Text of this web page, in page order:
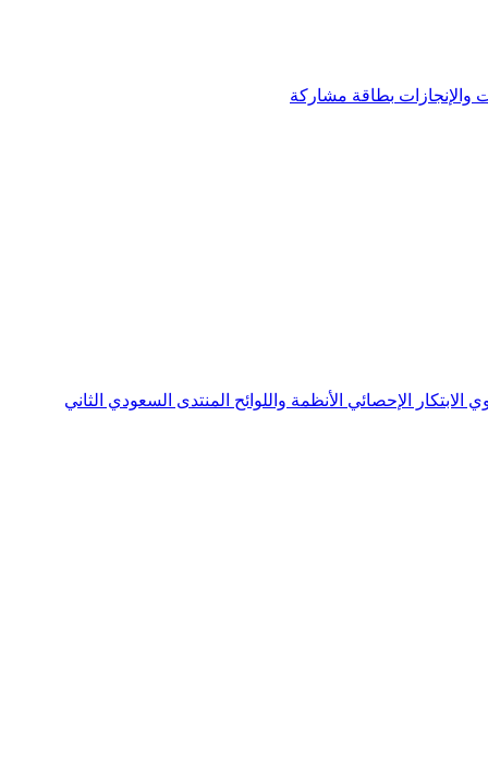
والإنجازات بطاقة مشاركة
الابتكار الإحصائي الأنظمة واللوائح المنتدى السعودي الثاني